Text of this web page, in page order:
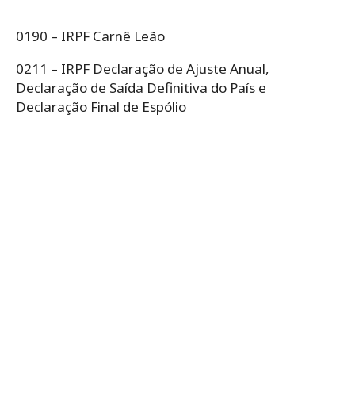
0190 – IRPF Carnê Leão
0211 – IRPF Declaração de Ajuste Anual,
Declaração de Saída Definitiva do País e
Declaração Final de Espólio